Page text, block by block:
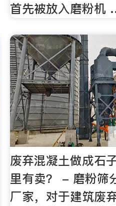
首先被放入磨粉机
废弃混凝土做成石
里有卖？ - 磨粉筛
厂家，对于建筑废